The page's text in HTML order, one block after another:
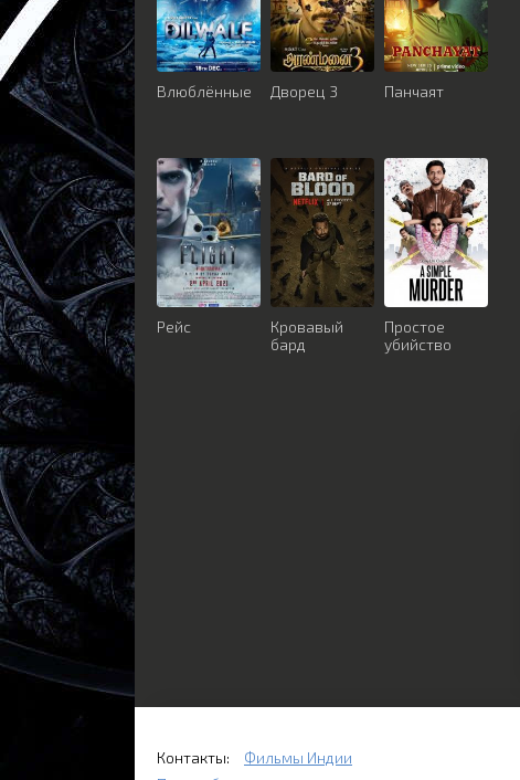
Влюблённые Дворец 3 Панчаят
Рейс
Кровавый
бард
Простое
убийство
Контакты:
Фильмы Индии